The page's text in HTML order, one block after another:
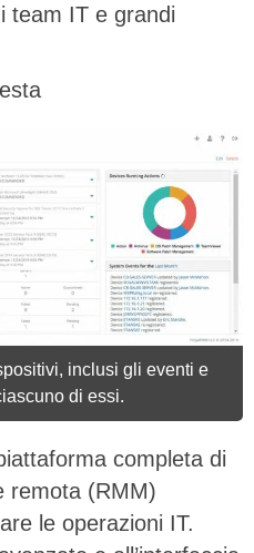
team IT e grandi
inclusi gli eventi e
di essi.
completa di
remota (RMM)
le operazioni IT.